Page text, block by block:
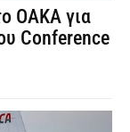
ΟΑΚΑ για
Conference